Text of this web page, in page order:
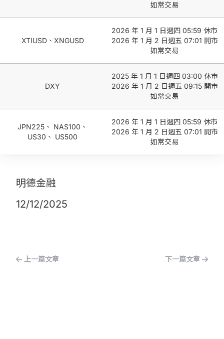
如常交易
XTIUSD、XNGUSD
2026 年 1 月 1 日週四 05:59 休市
2026 年 1 月 2 日週五 07:01 開市
如常交易
DXY
2025 年 1 月 1 日週四 03:00 休市
2026 年 1 月 2 日週五 09:15 開市
如常交易
JPN225、 NAS100、
US30、 US500
2026 年 1 月 1 日週四 05:59 休市
2026 年 1 月 2 日週五 07:01 開市
如常交易
明德金融
12/12/2025
上一篇文章 下一篇文章